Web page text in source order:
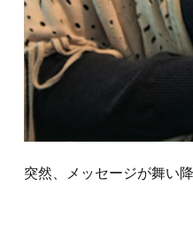
突然、メッセージが舞い